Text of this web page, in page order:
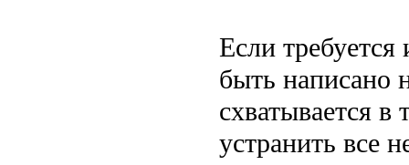
Если
быть написано
схватывается в
устранить все